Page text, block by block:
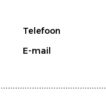
Telefoon
E-mail